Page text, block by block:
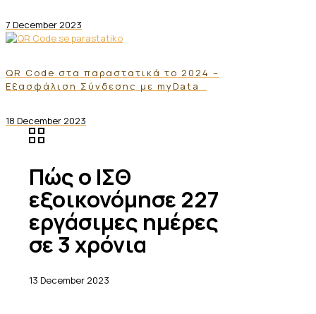
7 December 2023
QR Code στα παραστατικά το 2024 –
Εξασφάλιση Σύνδεσης με myData
18 December 2023
Πώς ο ΙΣΘ
εξοικονόμησε 227
εργάσιμες ημέρες
σε 3 χρόνια
13 December 2023